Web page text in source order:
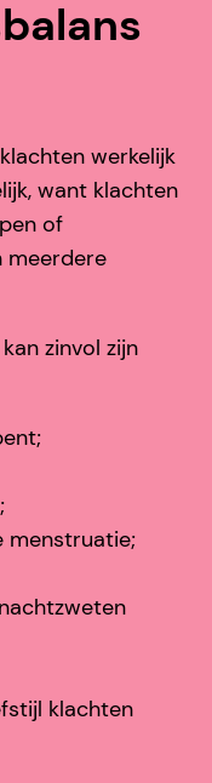
werkelijk
want klachten
of
meerdere
zinvol zijn
menstruatie;
klachten